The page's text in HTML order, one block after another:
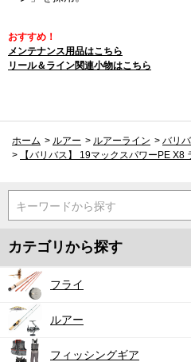
おすすめ！
メンテナンス用品はこちら
リール＆ライン関連小物はこちら
ホーム > ルアー > ルアーライン > バリ
>
【バリバス】 19マックスパワーPE
キーワードから探す
カテゴリから探す
フライ
ルアー
フィッシングギア